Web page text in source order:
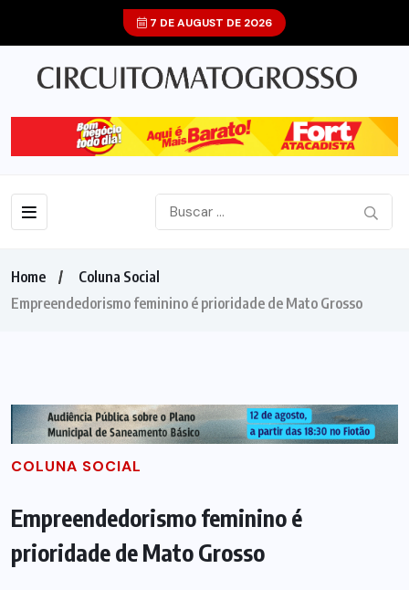
7 DE AUGUST DE 2026
Home
Coluna Social
Empreendedorismo feminino é prioridade de Mato Grosso
COLUNA SOCIAL
Empreendedorismo feminino é
prioridade de Mato Grosso